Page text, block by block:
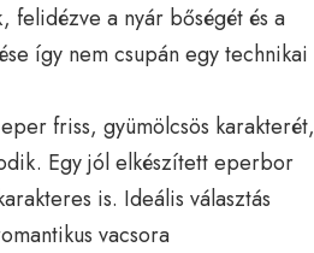
felidézve a nyár bőségét és a
így nem csupán egy technikai
friss, gyümölcsös karakterét,
Egy jól elkészített eperbor
is. Ideális választás
vacsora